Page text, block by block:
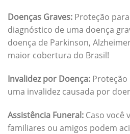
Doenças Graves: Proteção
diagnóstico de uma doença
doença de Parkinson,
maior cobertura do Brasil!
Invalidez por Doença: Proteção
uma invalidez causada por
Assistência Funeral: Caso você
familiares ou amigos podem